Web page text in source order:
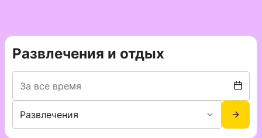
Развлечения и отдых